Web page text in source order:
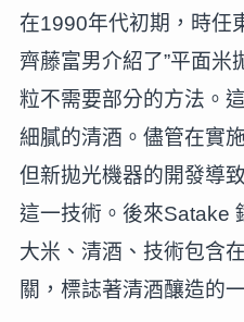
在1990年代初期，時任
齊藤富男介紹了”平面米
粒不需要部分的方法。
細膩的清酒。儘管在實
但新拋光機器的開發導
這一技術。後來Satake
大米、清酒、技術包含
關，標誌著清酒釀造的